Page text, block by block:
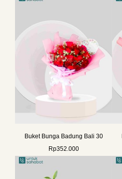
Buket Bunga Badung Bali 30
Rp352.000